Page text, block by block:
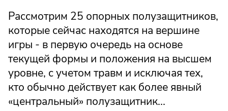
Рассмотрим 25 опорных полузащитников,
которые сейчас находятся на вершине
игры - в первую очередь на основе
текущей формы и положения на высшем
уровне, с учетом травм и исключая тех,
кто обычно действует как более явный
«центральный» полузащитник...